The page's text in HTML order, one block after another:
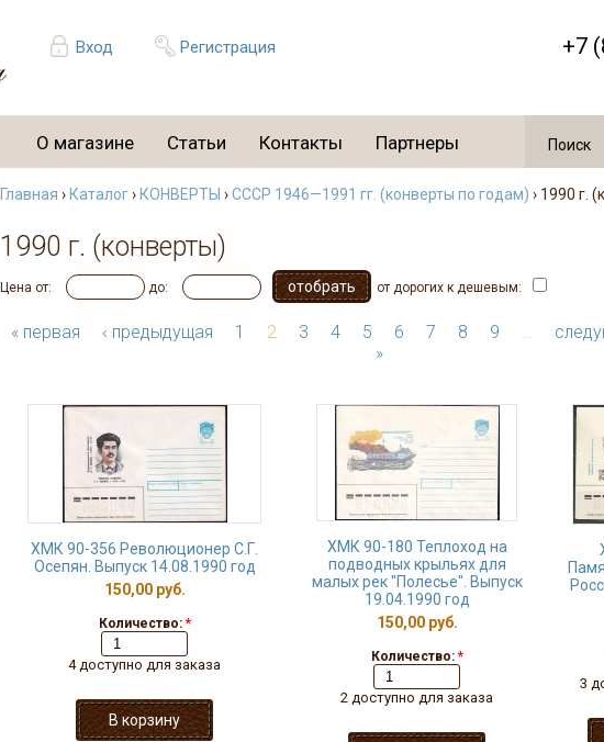
Вход Регистрация +7
О магазине Статьи Контакты Партнеры
Главная › Каталог› КОНВЕРТЫ ›СССР 1946—1991 гг. (конверты по годам) › 1990 г.
1990 г. (конверты)
Цена от: до: от дорогих к дешевым:
« первая ‹ предыдущая 1 2 3 4 5 6 7 8 9 …
»
ХМК 90-356 Революционер С.Г.
Осепян. Выпуск 14.08.1990 год
150,00 руб.
Количество: *
4 доступно для заказа
ХМК 90-180 Теплоход на
подводных крыльях для
малых рек "Полесье". Выпуск
19.04.1990 год
150,00 руб.
Количество: *
2 доступно для заказа
3